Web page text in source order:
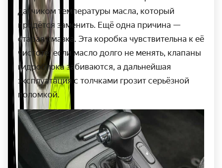
датчиком температуры масла, который
придётся заменить. Ещё одна причина —
старая смазка. Эта коробка чувствительна к её
чистоте: если масло долго не менять, клапаны
гидроблока забиваются, а дальнейшая
эксплуатация с толчками грозит серьёзной
поломкой.